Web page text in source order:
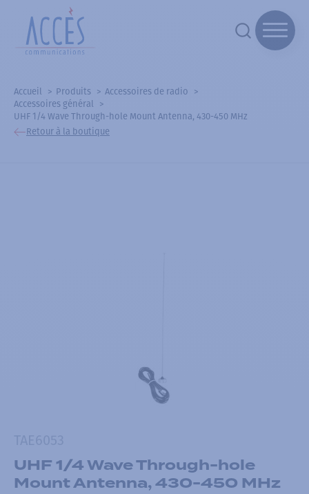
Accueil Produits
Accessoires de radio
Accessoires général
UHF 1/4 Wave Through-hole Mount Antenna, 430-450 MHz
Retour à la boutique
UHF 1/4 Wave Through-hole
Mount Antenna, 430-450 MHz